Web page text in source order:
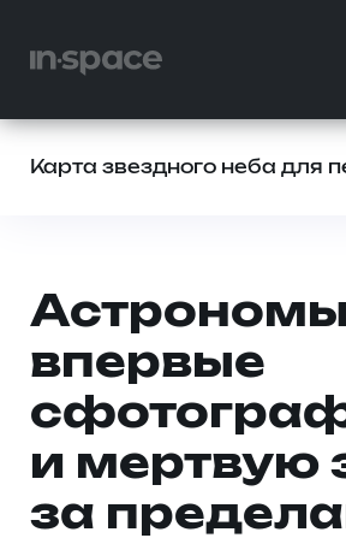
Карта звездного неба для
Астрономы
впервые
и мертвую
за